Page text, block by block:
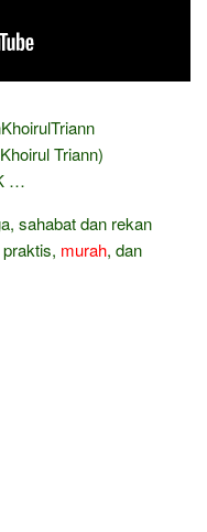
Triann)
…
sahabat dan rekan
murah, dan